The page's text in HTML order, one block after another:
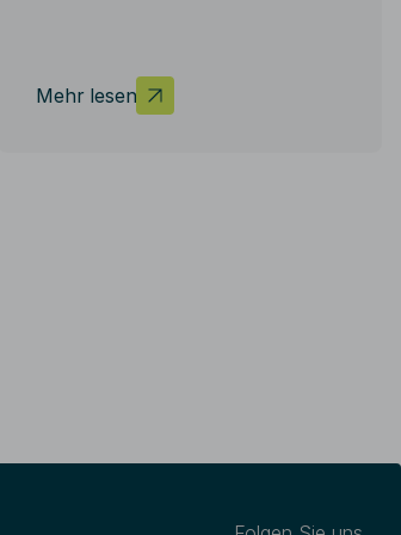
Mehr lesen